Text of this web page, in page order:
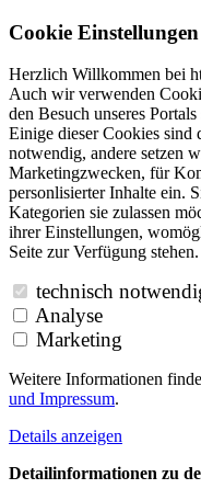
Cookie
Herzlich Willkommen bei
Auch wir verwenden
den Besuch unseres
Einige dieser Cookies sind
notwendig, andere setzen
Marketingzwecken, für
personlisierter Inhalte ein.
Kategorien sie zulassen
ihrer Einstellungen,
Seite zur Verfügung stehen.
technisch
Analyse
Marketing
Weitere Informationen
und Impressum.
Details anzeigen
Detailinformationen zu